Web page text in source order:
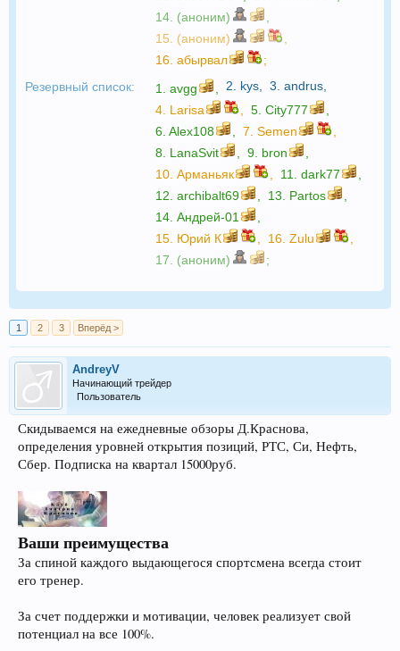
14. (аноним)
15. (аноним)
16. абырвал
;
Резервный список:
1. avgg 2. kys 3. andrus
4. Larisa 5. City777
6. Alex108 7. Semen
8. LanaSvit 9. bron
10. Арманьяк 11. dark77
12. archibalt69 13. Partos
14. Андрей-01
15. Юрий К 16. Zulu
17. (аноним)
;
1 2 3 Вперёд >
AndreyV
Начинающий трейдер
Пользователь
Скидываемся на ежедневные обзоры Д.Краснова,
определения уровней открытия позиций, РТС, Си, Нефть,
Сбер. Подписка на квартал 15000руб.
Вашипреимущества
За спиной каждого выдающегося спортсмена всегда стоит
его тренер.
За счет поддержки и мотивации, человек реализует свой
потенциал на все 100%.